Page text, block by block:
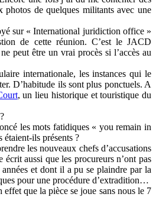
de quelques militants avec une
sur « International juridiction office »
de cette réunion. C’est le JACD
peut être un vrai procès si l’accès au
internationale, les instances qui le
D’habitude ils sont plus ponctuels. A
, un lieu historique et touristique du
les mots fatidiques « you remain in
ils présents ?
les nouveaux chefs d’accusations
aussi que les procureurs n’ont pas
et dont il a pu se plaindre par la
pour une procédure d’extradition…
que la pièce se joue sans nous le 7